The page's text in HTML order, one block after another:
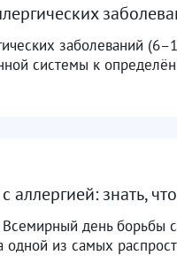
заболеваний
системы к
знать,
день борьбы
одной из самых